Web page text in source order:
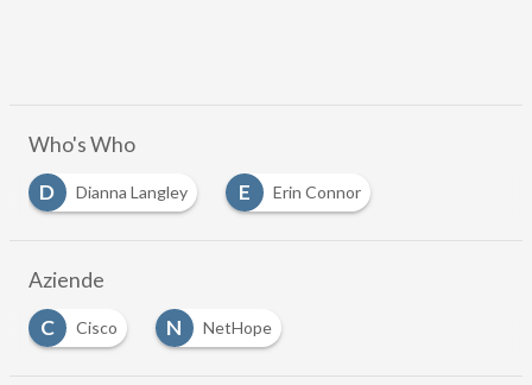
Who's Who
D
Dianna Langley E Erin Connor
Aziende
C
Cisco N NetHope